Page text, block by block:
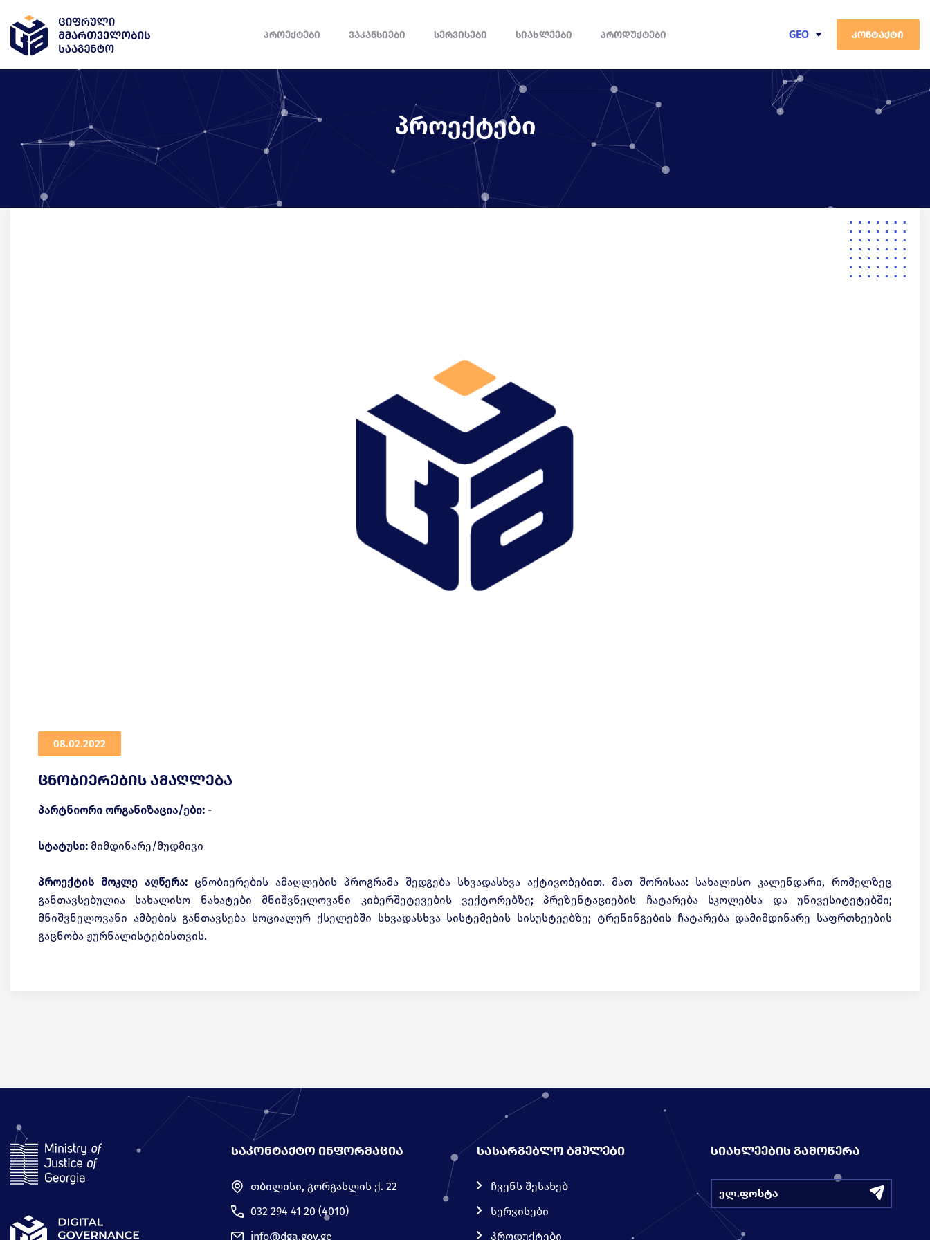
ᲞᲠᲝᲔᲥᲢᲔᲑᲘ ᲕᲐᲙᲐᲜᲡᲘᲔᲑᲘ ᲡᲔᲠᲕᲘᲡᲔᲑᲘ ᲡᲘᲐᲮᲚᲔᲔᲑᲘ ᲞᲠᲝᲓᲣᲥᲢᲔᲑᲘ
GEO
კონტაქტი
პროექტები
08.02.2022
ცნობიერების ამაღლება
პარტნიორი ორგანიზაცია/ები: -
სტატუსი: მიმდინარე/მუდმივი
პროექტის მოკლე აღწერა: ცნობიერების ამაღლების პროგრამა შედგება სხვადასხვა აქტივობებით. მათ შორისაა: სახალისო კალენდარი, რომელზეც
განთავსებულია სახალისო ნახატები მნიშვნელოვანი კიბერშეტევების ვექტორებზე; პრეზენტაციების ჩატარება სკოლებსა და უნივესიტეტებში;
მნიშვნელოვანი ამბების განთავსება სოციალურ ქსელებში სხვადასხვა სისტემების სისუსტეებზე; ტრენინგების ჩატარება დამიმდინარე საფრთხეების
გაცნობა ჟურნალისტებისთვის.
ᲡᲐᲙᲝᲜᲢᲐᲥᲢᲝ ᲘᲜᲤᲝᲠᲛᲐᲪᲘᲐ
თბილისი, გორგასლის ქ. 22
032 294 41 20 (4010)
info@dga.gov.ge
ᲡᲐᲡᲐᲠᲒᲔᲑᲚᲝ ᲑᲛᲣᲚᲔᲑᲘ
ჩვენს შესახებ
სერვისები
პროდუქტები
ᲡᲘᲐᲮᲚᲔᲔᲑᲘᲡ ᲒᲐᲛᲝᲬᲔᲠᲐ